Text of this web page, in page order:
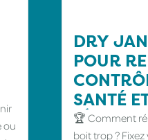
ou
DRY
POUR
SANTÉ
🍸🚫
🏆 Comment
boit trop ?